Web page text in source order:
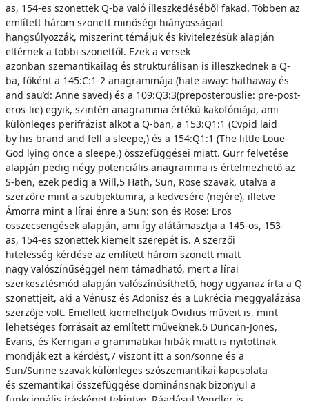
as, 154-es szonettek Q-ba való illeszkedéséből fakad. Többen az
említett három szonett minőségi hiányosságait
hangsúlyozzák, miszerint témájuk és kivitelezésük alapján
eltérnek a többi szonettől. Ezek a versek
azonban szemantikailag és strukturálisan is illeszkednek a Q-
ba, főként a 145:C:1-2 anagrammája (hate away: hathaway és
and sau’d: Anne saved) és a 109:Q3:3(preposterouslie: pre-post-
eros-lie) egyik, szintén anagramma értékű kakofóniája, ami
különleges perifrázist alkot a Q-ban, a 153:Q1:1 (Cvpid laid
by his brand and fell a sleepe,) és a 154:Q1:1 (The little Loue-
God lying once a sleepe,) összefüggései miatt. Gurr felvetése
alapján pedig négy potenciális anagramma is értelmezhető az
S-ben, ezek pedig a Will,5 Hath, Sun, Rose szavak, utalva a
szerzőre mint a szubjektumra, a kedvesére (nejére), illetve
Ámorra mint a lírai énre a Sun: son és Rose: Eros
összecsengések alapján, ami így alátámasztja a 145-ös, 153-
as, 154-es szonettek kiemelt szerepét is. A szerzői
hitelesség kérdése az említett három szonett miatt
nagy valószínűséggel nem támadható, mert a lírai
szerkesztésmód alapján valószínűsíthető, hogy ugyanaz írta a Q
szonettjeit, aki a Vénusz és Adonisz és a Lukrécia meggyalázása
szerzője volt. Emellett kiemelhetjük Ovidius műveit is, mint
lehetséges forrásait az említett műveknek.6 Duncan-Jones,
Evans, és Kerrigan a grammatikai hibák miatt is nyitottnak
mondják ezt a kérdést,7 viszont itt a son/sonne és a
Sun/Sunne szavak különleges szószemantikai kapcsolata
és szemantikai összefüggése dominánsnak bizonyul a